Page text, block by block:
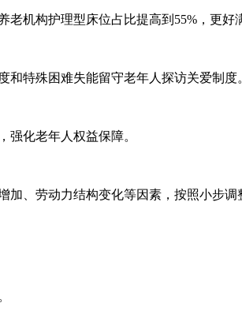
机构护理型床位占比提高到55%，更好
特殊困难失能留守老年人探访关爱制度
强化老年人权益保障。
、劳动力结构变化等因素，按照小步